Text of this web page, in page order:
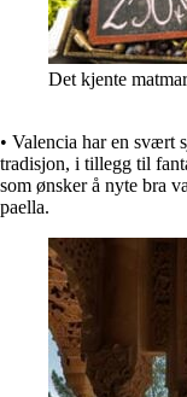
Det kjente
• Valencia har en svært
tradisjon, i tillegg til
som ønsker å nyte bra
paella.